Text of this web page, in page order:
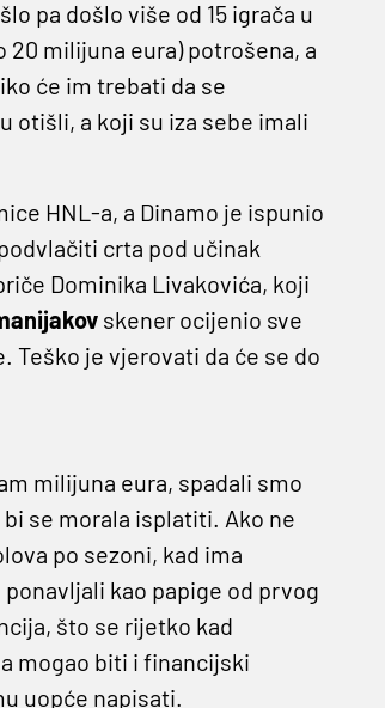
pa došlo više od 15 igrača u
20 milijuna eura) potrošena, a
će im trebati da se
otišli, a koji su iza sebe imali
HNL-a, a Dinamo je ispunio
crta pod učinak
Dominika Livakovića, koji
skener ocijenio sve
Teško je vjerovati da će se do
milijuna eura, spadali smo
se morala isplatiti. Ako ne
po sezoni, kad ima
kao papige od prvog
što se rijetko kad
mogao biti i financijski
uopće napisati.